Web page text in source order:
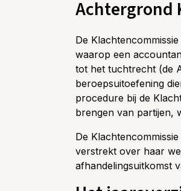
Achtergrond
De
waarop een
tot het tuchtrecht (de
beroepsuitoefening
procedure bij de
brengen van partijen,
De
verstrekt over haar
afhandelingsuitkomst